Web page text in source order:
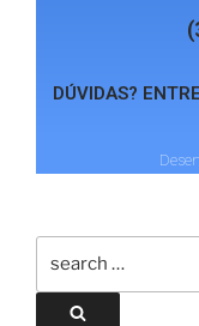
DÚVIDAS?